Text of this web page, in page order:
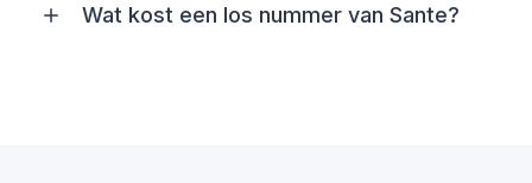
Wat kost een los nummer van Sante?